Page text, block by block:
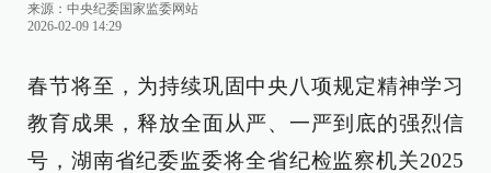
来源： 中央纪委国家监委网站
2026-02-09 14:29
春节将至，为持续巩固中央八项规定精神学习
教育成果，释放全面从严、一严到底的强烈信
号，湖南省纪委监委将全省纪检监察机关2025